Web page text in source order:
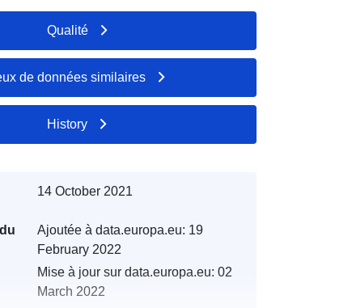
Qualité
de données similaires
History
14 October 2021
Ajoutée à data.europa.eu: 19
February 2022
Mise à jour sur data.europa.eu: 02
March 2022